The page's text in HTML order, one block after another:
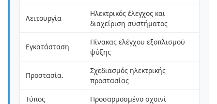
Λειτουργία
Ηλεκτρικός έλεγχος και
διαχείριση συστήματος
Εγκατάσταση
Πίνακας ελέγχου εξοπλισμού
ψύξης
Προστασία.
Σχεδιασμός ηλεκτρικής
προστασίας
Τύπος
Προσαρμοσμένο σχοινί